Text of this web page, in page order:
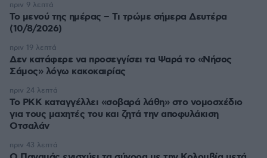
Το μενού της ημέρας – Τι τρώμε σήμερα Δευτέρα
(10/8/2026)
πριν 9 λεπτά
Δεν κατάφερε να προσεγγίσει τα Ψαρά το «Νήσος
Σάμος» λόγω κακοκαιρίας
πριν 19 λεπτά
Το PKK καταγγέλλει «σοβαρά λάθη» στο νομοσχέδιο
για τους μαχητές του και ζητά την αποφυλάκιση
Οτσαλάν
πριν 24 λεπτά
πριν 43 λεπτά